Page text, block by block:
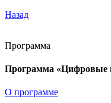
Назад
Программа
Программа «Цифровые
О программе